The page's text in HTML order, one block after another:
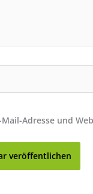
Mail-Adresse und